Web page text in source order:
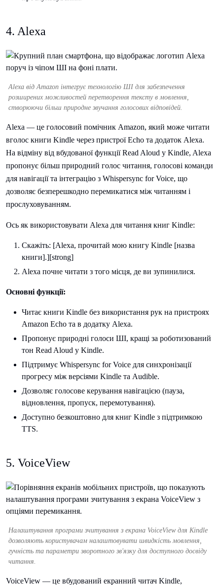
4. Alexa
Alexa від Amazon інтегрує технологію ШІ для забезпечення
розширених можливостей перетворення тексту в мовлення,
створюючи більш природне звучання голосових відповідей.
Alexa — це голосовий помічник Amazon, який може читати
вголос книги Kindle через пристрої Echo та додаток Alexa.
На відміну від вбудованої функції Read Aloud у Kindle, Alexa
пропонує більш природний голос читання, голосові команди
для навігації та інтеграцію з Whispersync for Voice, що
дозволяє безперешкодно перемикатися між читанням і
прослуховуванням.
Ось як використовувати Alexa для читання книг Kindle:
Скажіть: [Alexa, прочитай мою книгу Kindle [назва
книги].][strong]
Alexa почне читати з того місця, де ви зупинилися.
Основні функції:
Читає книги Kindle без використання рук на пристроях
Amazon Echo та в додатку Alexa.
Пропонує природні голоси ШІ, кращі за роботизований
тон Read Aloud у Kindle.
Підтримує Whispersync for Voice для синхронізації
прогресу між версіями Kindle та Audible.
Дозволяє голосове керування навігацією (пауза,
відновлення, пропуск, перемотування).
Доступно безкоштовно для книг Kindle з підтримкою
TTS.
5. VoiceView
Налаштування програми зчитування з екрана VoiceView для Kindle
дозволяють користувачам налаштовувати швидкість мовлення,
гучність та параметри зворотного зв'язку для доступного досвіду
читання.
VoiceView — це вбудований екранний читач Kindle,